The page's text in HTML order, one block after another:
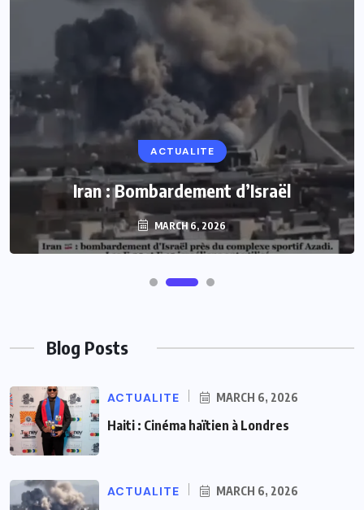
ACTUALITE
Iran : Bombardement d’Israël
MARCH 6, 2026
Blog Posts
ACTUALITE MARCH 6, 2026
Haiti : Cinéma haïtien à Londres
ACTUALITE MARCH 6, 2026